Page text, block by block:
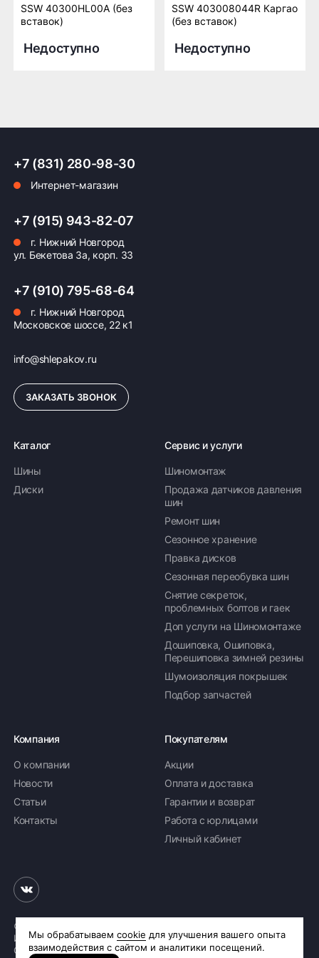
SSW 40300HL00A (без
вставок)
Недоступно
SSW 403008044R Каргао
(без вставок)
Недоступно
+7 (831) 280-98-30
Интернет-магазин
+7 (915) 943-82-07
г. Нижний Новгород
ул. Бекетова 3а, корп. 33
+7 (910) 795-68-64
г. Нижний Новгород
Московское шоссе, 22 к1
info@shlepakov.ru
ЗАКАЗАТЬ ЗВОНОК
Каталог
Шины
Диски
Сервис и услуги
Шиномонтаж
Продажа датчиков давления
шин
Ремонт шин
Сезонное хранение
Правка дисков
Сезонная переобувка шин
Снятие секреток,
проблемных болтов и гаек
Доп услуги на Шиномонтаже
Дошиповка, Ошиповка,
Перешиповка зимней резины
Шумоизоляция покрышек
Подбор запчастей
Компания
О компании
Новости
Статьи
Контакты
Покупателям
Акции
Оплата и доставка
Гарантии и возврат
Работа с юрлицами
Личный кабинет
© 2026 «Шинное бюро Шлепакова»
Интернет-магазин шин и дисков
Сделано вR.class